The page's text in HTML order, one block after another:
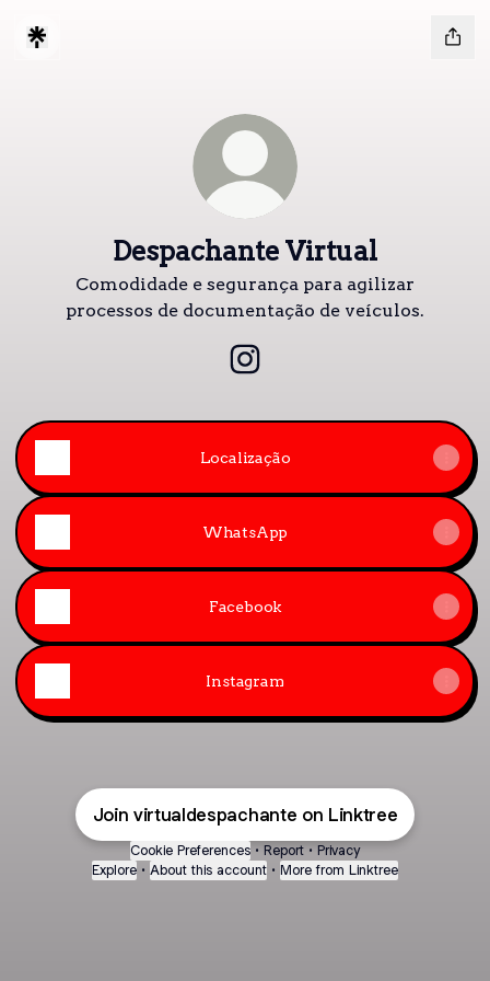
Despachante Virtual
Comodidade e segurança para agilizar
processos de documentação de veículos.
Localização
WhatsApp
Facebook
Instagram
Join virtualdespachante on Linktree
Cookie Preferences • Report • Privacy
Explore • About this account • More from Linktree